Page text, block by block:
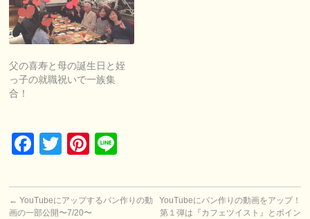
父の喜寿と母の誕生日と姪
っ子の就職祝いで一族集
合！
Facebook
TwitterPinterest
← YouTubeにアップするパン作りの動
画の一部公開〜7/20〜
YouTubeにパン作りの動画をアップ！
第１弾は『カフェツイスト』とポイン